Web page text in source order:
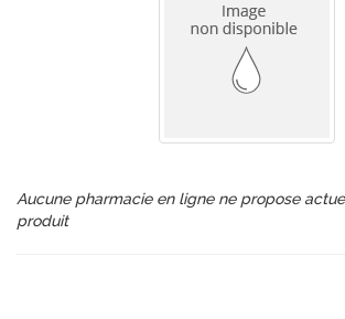
Aucune pharmacie en ligne ne propose
produit